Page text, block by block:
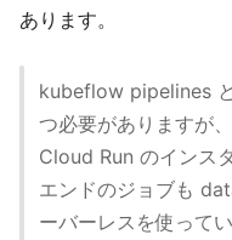
あります。
kubeflow pipelines
つ必要がありますが
Cloud Run のインス
エンドのジョブも
ーバーレスを使って